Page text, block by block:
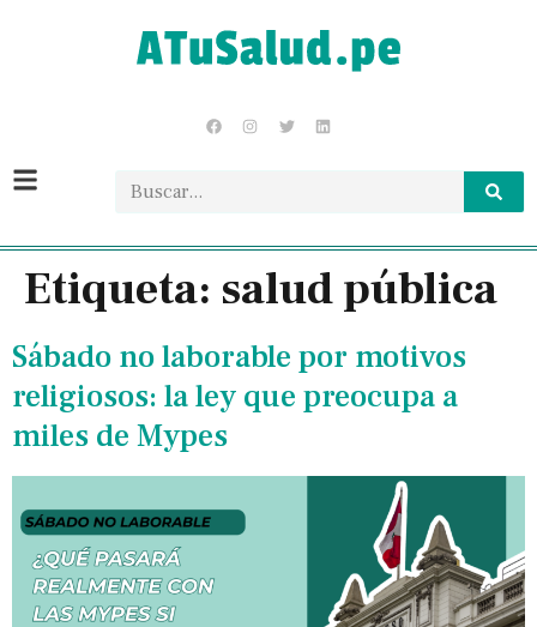
Etiqueta: salud pública
Sábado no laborable por motivos
religiosos: la ley que preocupa a
miles de Mypes